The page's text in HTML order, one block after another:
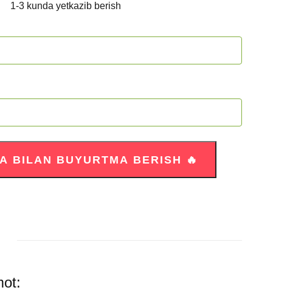
1-3 kunda yetkazib berish